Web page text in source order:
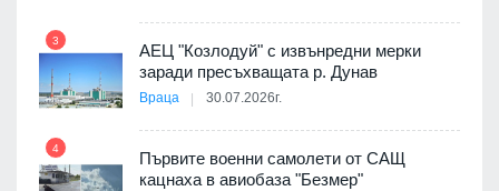
3
АЕЦ "Козлодуй" с извънредни мерки
заради пресъхващата р. Дунав
Враца 30.07.2026г.
4
Първите военни самолети от САЩ
кацнаха в авиобаза "Безмер"